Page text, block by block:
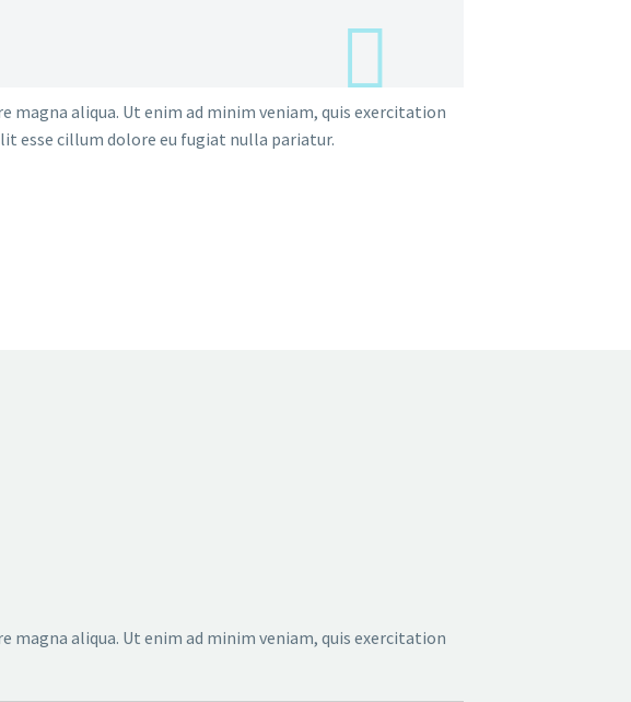
aliqua. Ut enim ad minim veniam, quis exercitation
esse cillum dolore eu fugiat nulla pariatur.
aliqua. Ut enim ad minim veniam, quis exercitation